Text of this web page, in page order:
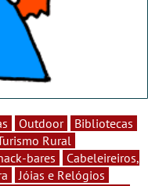
Outdoor
Bibliotecas
Rural
bares
Cabeleireiros,
Jóias e Relógios